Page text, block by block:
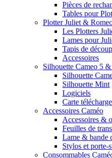
Pièces de
Tables pour
Plotter Juliet &
Les Plotters
Lames pour
Tapis de
Accessoires
Silhouette Cameo 5
Silhouette
Silhouette Mint
Logiciels
Carte
Accessoires Caméo
Accessoires &
Feuilles de
Lame & bande
Stylos et porte-
Consommables